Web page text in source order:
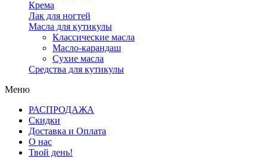
Крема
Лак для ногтей
Масла для кутикулы
Классические масла
Масло-карандаш
Сухие масла
Средства для кутикулы
Меню
РАСПРОДАЖА
Скидки
Доставка и Оплата
О нас
Твой день!